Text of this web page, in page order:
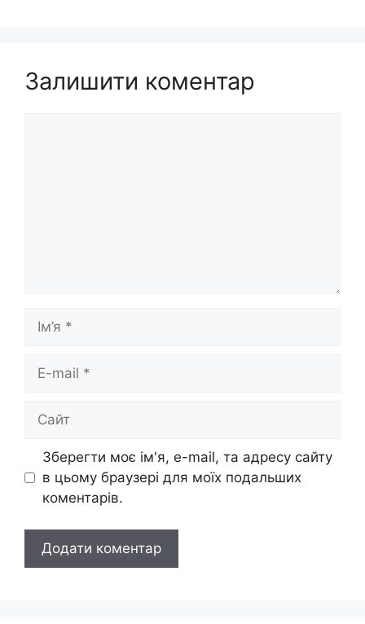
Залишити коментар
Ім’я
Сайт
Зберегти моє ім'я, e-mail, та адресу сайту
в цьому браузері для моїх подальших
коментарів.